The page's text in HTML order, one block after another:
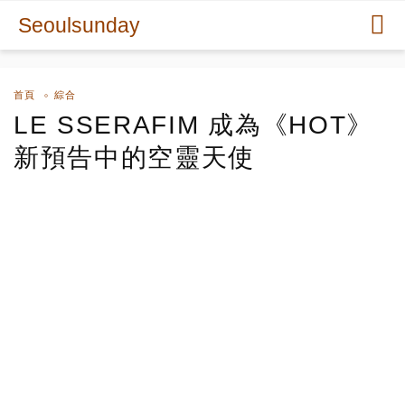
Seoulsunday
首頁 綜合
LE SSERAFIM 成為《HOT》
新預告中的空靈天使